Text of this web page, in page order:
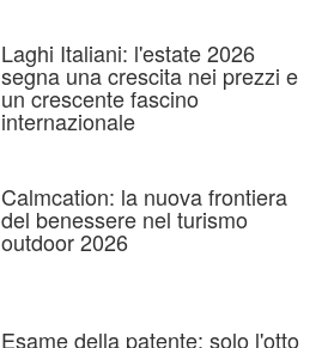
Laghi Italiani: l'estate 2026
segna una crescita nei prezzi e
un crescente fascino
internazionale
Calmcation: la nuova frontiera
del benessere nel turismo
outdoor 2026
Esame della patente: solo l'otto